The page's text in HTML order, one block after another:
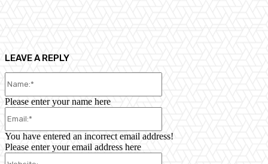
LEAVE A REPLY
Please enter your name here
You have entered an incorrect email address!
Please enter your email address here